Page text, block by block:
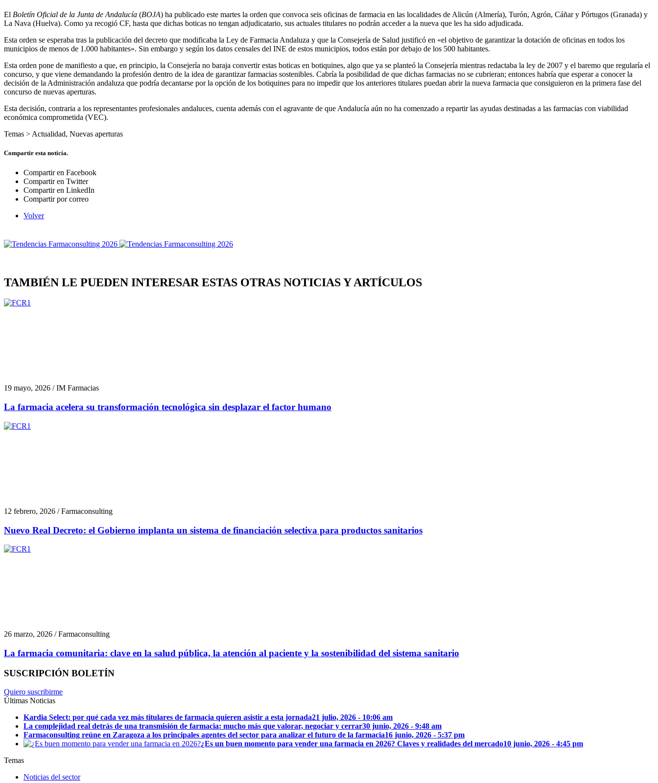
El Boletín Oficial de la Junta de Andalucía (BOJA) ha publicado este martes la orden que convoca seis oficinas de farmacia en las localidades de Alicún (Almería), Turón, Agrón, Cáñar y Pórtugos (Granada) y
La Nava (Huelva). Como ya recogió CF, hasta que dichas boticas no tengan adjudicatario, sus actuales titulares no podrán acceder a la nueva que les ha sido adjudicada.
Esta orden se esperaba tras la publicación del decreto que modificaba la Ley de Farmacia Andaluza y que la Consejería de Salud justificó en «el objetivo de garantizar la dotación de oficinas en todos los
municipios de menos de 1.000 habitantes». Sin embargo y según los datos censales del INE de estos municipios, todos están por debajo de los 500 habitantes.
Esta orden pone de manifiesto a que, en principio, la Consejería no baraja convertir estas boticas en botiquines, algo que ya se planteó la Consejería mientras redactaba la ley de 2007 y el baremo que regularía el
concurso, y que viene demandando la profesión dentro de la idea de garantizar farmacias sostenibles. Cabría la posibilidad de que dichas farmacias no se cubrieran; entonces habría que esperar a conocer la
decisión de la Administración andaluza que podría decantarse por la opción de los botiquines para no impedir que los anteriores titulares puedan abrir la nueva farmacia que consiguieron en la primera fase del
concurso de nuevas aperturas.
Esta decisión, contraria a los representantes profesionales andaluces, cuenta además con el agravante de que Andalucía aún no ha comenzado a repartir las ayudas destinadas a las farmacias con viabilidad
económica comprometida (VEC).
Temas > Actualidad, Nuevas aperturas
Compartir esta noticía.
Compartir en Facebook
Compartir en Twitter
Compartir en LinkedIn
Compartir por correo
Volver
TAMBIÉN LE PUEDEN INTERESAR ESTAS OTRAS NOTICIAS Y ARTÍCULOS
19 mayo, 2026 / IM Farmacias
La farmacia acelera su transformación tecnológica sin desplazar el factor humano
12 febrero, 2026 / Farmaconsulting
Nuevo Real Decreto: el Gobierno implanta un sistema de financiación selectiva para productos sanitarios
26 marzo, 2026 / Farmaconsulting
La farmacia comunitaria: clave en la salud pública, la atención al paciente y la sostenibilidad del sistema sanitario
SUSCRIPCIÓN BOLETÍN
Quiero suscribirme
Últimas Noticias
Kardia Select: por qué cada vez más titulares de farmacia quieren asistir a esta jornada21 julio, 2026 - 10:06 am
La complejidad real detrás de una transmisión de farmacia: mucho más que valorar, negociar y cerrar30 junio, 2026 - 9:48 am
Farmaconsulting reúne en Zaragoza a los principales agentes del sector para analizar el futuro de la farmacia16 junio, 2026 - 5:37 pm
¿Es un buen momento para vender una farmacia en 2026? Claves y realidades del mercado10 junio, 2026 - 4:45 pm
Temas
Noticias del sector